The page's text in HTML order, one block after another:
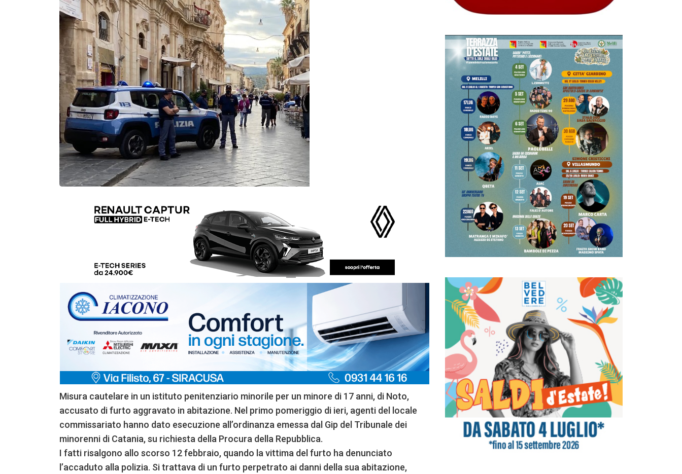
Misura cautelare in un istituto penitenziario minorile per un minore di 17 anni, di Noto,
accusato di furto aggravato in abitazione. Nel primo pomeriggio di ieri, agenti del locale
commissariato hanno dato esecuzione all’ordinanza emessa dal Gip del Tribunale dei
minorenni di Catania, su richiesta della Procura della Repubblica.
I fatti risalgono allo scorso 12 febbraio, quando la vittima del furto ha denunciato
l’accaduto alla polizia. Si trattava di un furto perpetrato ai danni della sua abitazione,